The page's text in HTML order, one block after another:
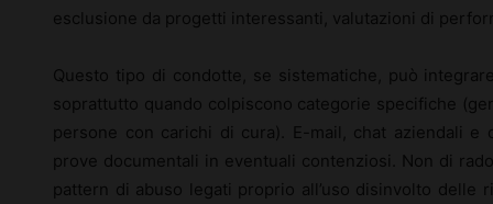
esclusione da progetti interessanti, valutazioni di
Questo tipo di condotte, se sistematiche, può
soprattutto quando colpiscono categorie specifiche
persone con carichi di cura). E-mail, chat aziendali e
prove documentali in eventuali contenziosi. Non di
pattern di abuso legati proprio all’uso disinvolto